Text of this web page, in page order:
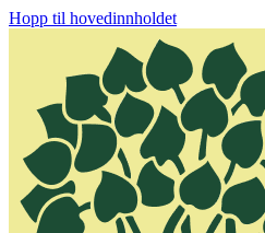
Hopp til hovedinnholdet